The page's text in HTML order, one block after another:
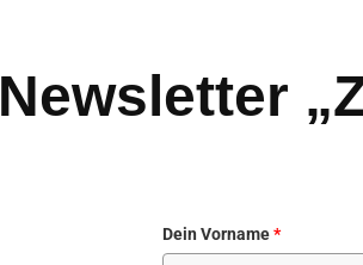
Newsletter
Dein Vorname*